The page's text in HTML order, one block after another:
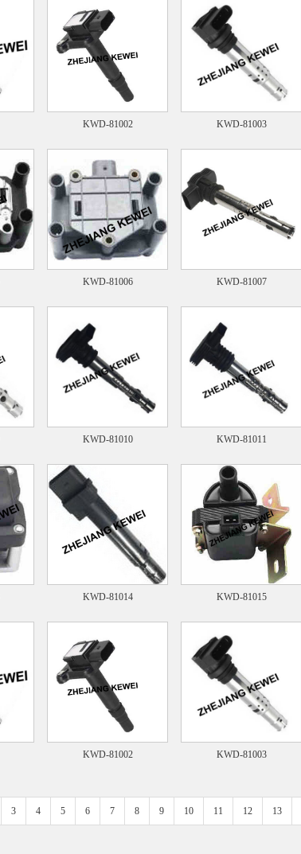
KWD-81002 KWD-81003
KWD-81006 KWD-81007
KWD-81010 KWD-81011
KWD-81014 KWD-81015
KWD-81002 KWD-81003
3 4 5 6 7 8 9 10 11 12 13